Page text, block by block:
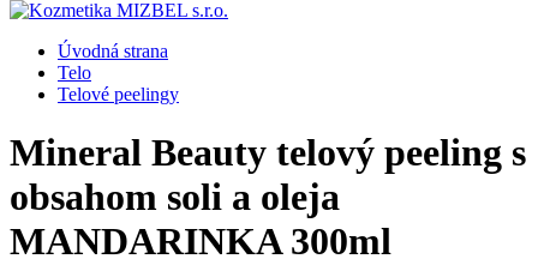
Úvodná strana
Telo
Telové peelingy
Mineral Beauty telový peeling s
obsahom soli a oleja
MANDARINKA 300ml